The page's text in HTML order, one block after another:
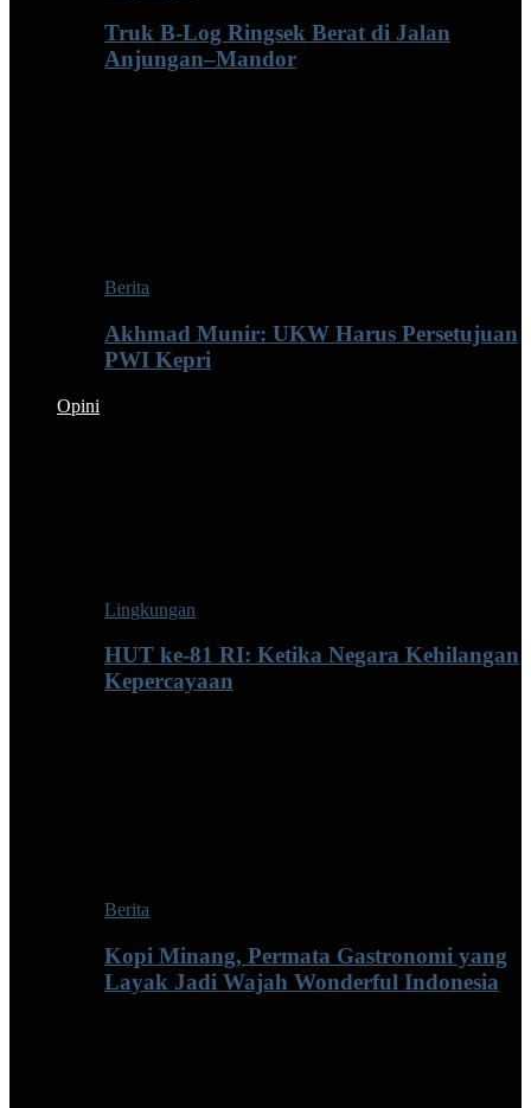
Truk B-Log Ringsek Berat di Jalan
Anjungan–Mandor
Berita
Akhmad Munir: UKW Harus Persetujuan
PWI Kepri
Opini
Lingkungan
HUT ke-81 RI: Ketika Negara Kehilangan
Kepercayaan
Berita
Kopi Minang, Permata Gastronomi yang
Layak Jadi Wajah Wonderful Indonesia